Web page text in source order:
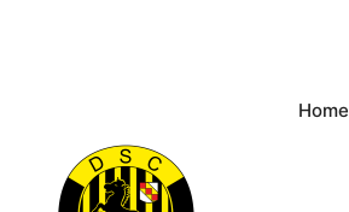
Home